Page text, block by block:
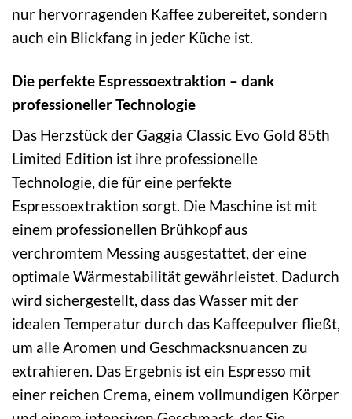
nur hervorragenden Kaffee zubereitet, sondern
auch ein Blickfang in jeder Küche ist.
Die perfekte Espressoextraktion – dank
professioneller Technologie
Das Herzstück der Gaggia Classic Evo Gold 85th
Limited Edition ist ihre professionelle
Technologie, die für eine perfekte
Espressoextraktion sorgt. Die Maschine ist mit
einem professionellen Brühkopf aus
verchromtem Messing ausgestattet, der eine
optimale Wärmestabilität gewährleistet. Dadurch
wird sichergestellt, dass das Wasser mit der
idealen Temperatur durch das Kaffeepulver fließt,
um alle Aromen und Geschmacksnuancen zu
extrahieren. Das Ergebnis ist ein Espresso mit
einer reichen Crema, einem vollmundigen Körper